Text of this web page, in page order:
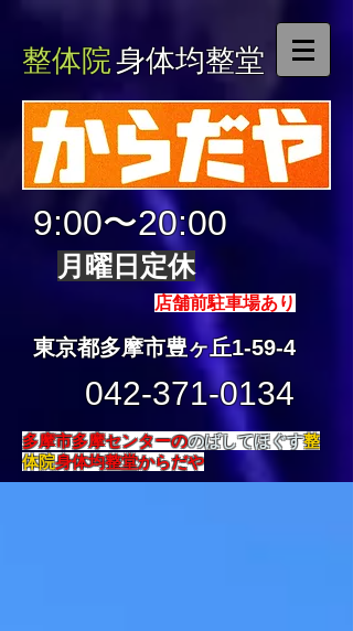
整体院身体均整堂
9:00〜20:00
月曜日定休
店舗前駐車場あり
東京都多摩市豊ヶ丘1-59-4
042-371-0134
多摩市多摩センターののばしてほぐす整
体院身体均整堂からだや